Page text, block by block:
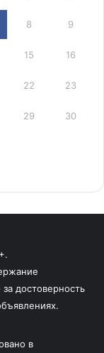
8 9
15 16
22 23
29 30
достоверность
в